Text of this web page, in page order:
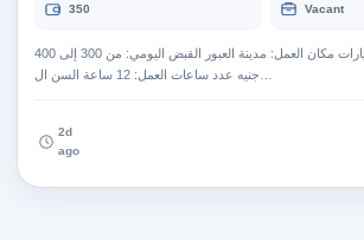
350 Vacant
مطلوب عمال تفويل سيارات مكان العمل: مدينة العبور القبض اليومي: من 300 إلى 400
2d
ago